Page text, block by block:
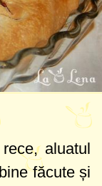
aluatul
făcute și